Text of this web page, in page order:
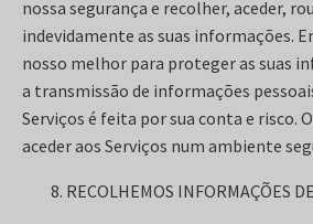
nossa segurança e recolher, aceder,
indevidamente as suas informações.
nosso melhor para proteger as suas
a transmissão de informações
Serviços é feita por sua conta e risco.
aceder aos Serviços num ambiente
RECOLHEMOS INFORMAÇÕES